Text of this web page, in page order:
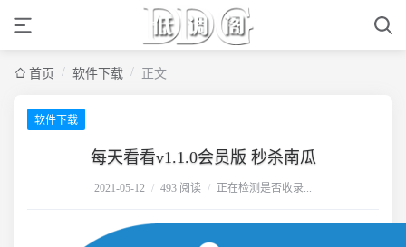
首页 / 软件下载 / 正文
软件下载
每天看看v1.1.0会员版 秒杀南瓜
2021-05-12 / 493 阅读 / 正在检测是否收录...